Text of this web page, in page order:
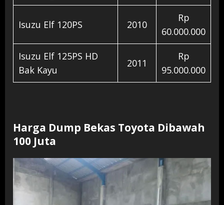
Isuzu Elf 120PS 2010
Rp
60.000.000
Isuzu Elf 125PS HD
Bak Kayu
2011
Rp
95.000.000
Harga Dump Bekas Toyota Dibawah
100 Juta